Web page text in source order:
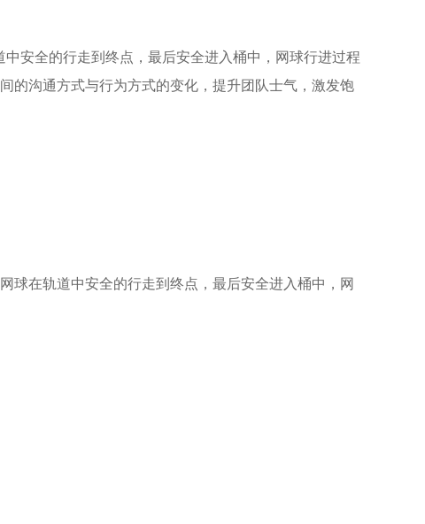
安全的行走到终点，最后安全进入桶中，网球行进过程
的沟通方式与行为方式的变化，提升团队士气，激发饱
球在轨道中安全的行走到终点，最后安全进入桶中，网